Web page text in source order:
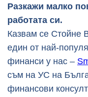
Разкажи малко
работата си.
Казвам се Стойне
един от най-
финанси у нас –
съм на УС на
финансови